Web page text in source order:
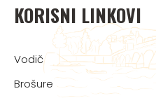
KORISNI LINKOVI
Vodič
Brošure